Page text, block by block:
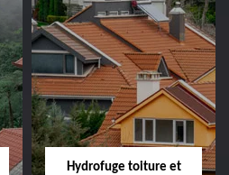
Hydrofuge toiture et